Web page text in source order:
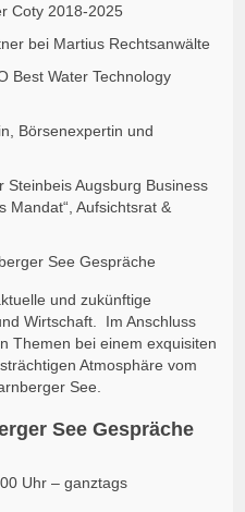
Coty 2018-2025
bei Martius Rechtsanwälte
Best Water Technology
Börsenexpertin und
Augsburg Business
Mandat“, Aufsichtsrat &
See Gespräche
und zukünftige
Wirtschaft. Im Anschluss
Themen bei einem exquisiten
Atmosphäre vom
See.
See Gespräche
Uhr – ganztags